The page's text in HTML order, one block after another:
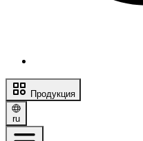
Продукция
ru